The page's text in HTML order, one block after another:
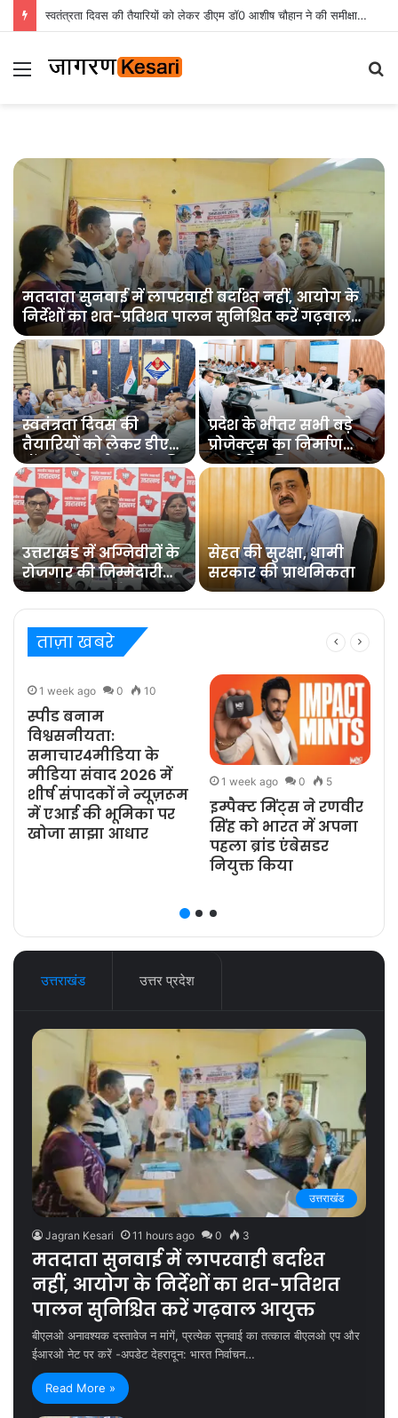
स्वतंत्रता दिवस की तैयारियों को लेकर डीएम डॉ0 आशीष चौहान ने की समीक्षा बैठक
Menu
मतदाता सुनवाई में लापरवाही बर्दाश्त नहीं, आयोग के
निर्देशों का शत-प्रतिशत पालन सुनिश्चित करें गढ़वाल
आयुक्त
स्वतंत्रता दिवस की
तैयारियों को लेकर डीएम
डॉ0 आशीष चौहान ने की
समीक्षा बैठक
प्रदेश के भीतर सभी बड़े
प्रोजेक्ट्स का निर्माण
कार्य नियमित समय पर
पूरा हो : मुख्य सचिव
उत्तराखंड में अग्निवीरों के
रोजगार की जिम्मेदारी
संभालेगा पुनर्रोजगार
सेल : कर्नल कोठियाल
सेहत की सुरक्षा, धामी
सरकार की प्राथमिकता
ताज़ा खबरे
1 week ago 0 10
स्पीड बनाम
विश्वसनीयता:
समाचार4मीडिया के
मीडिया संवाद 2026 में
शीर्ष संपादकों ने न्यूज़रूम
में एआई की भूमिका पर
खोजा साझा आधार
1 week ago 0 5
इम्पैक्ट मिंट्स ने रणवीर
सिंह को भारत में अपना
पहला ब्रांड एंबेसडर
नियुक्त किया
उत्तराखंड उत्तर प्रदेश
उत्तराखंड
Jagran Kesari 11 hours ago 0 3
मतदाता सुनवाई में लापरवाही बर्दाश्त
नहीं, आयोग के निर्देशों का शत-प्रतिशत
पालन सुनिश्चित करें गढ़वाल आयुक्त
बीएलओ अनावश्यक दस्तावेज न मांगें, प्रत्येक सुनवाई का तत्काल बीएलओ एप और
ईआरओ नेट पर करें -अपडेट देहरादून: भारत निर्वाचन…
Read More »